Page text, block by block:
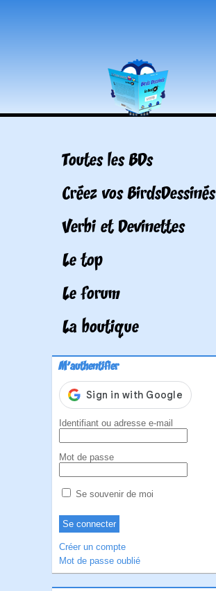
Toutes les BDs
Créez vos BirdsDessinés
Verbi et Devinettes
Le top
Le forum
La boutique
M'authentifier
Identifiant ou adresse e-mail
Mot de passe
Se souvenir de moi
Créer un compte
Mot de passe oublié